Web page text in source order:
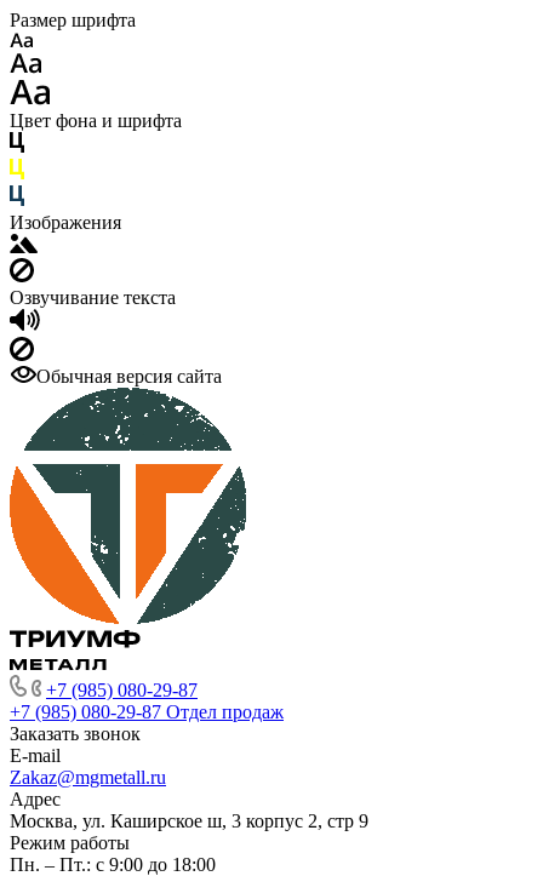
Размер шрифта
Цвет фона и шрифта
Изображения
Озвучивание текста
Обычная версия сайта
+7 (985) 080-29-87
+7 (985) 080-29-87 Отдел продаж
Заказать звонок
E-mail
Zakaz@mgmetall.ru
Адрес
Москва, ул. Каширское ш, 3 корпус 2, стр 9
Режим работы
Пн. – Пт.: с 9:00 до 18:00